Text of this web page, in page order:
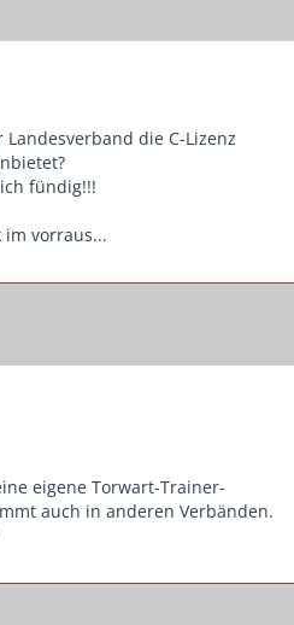
die C-Lizenz
fündig!!!
im vorraus...
eigene Torwart-Trainer-
auch in anderen Verbänden.